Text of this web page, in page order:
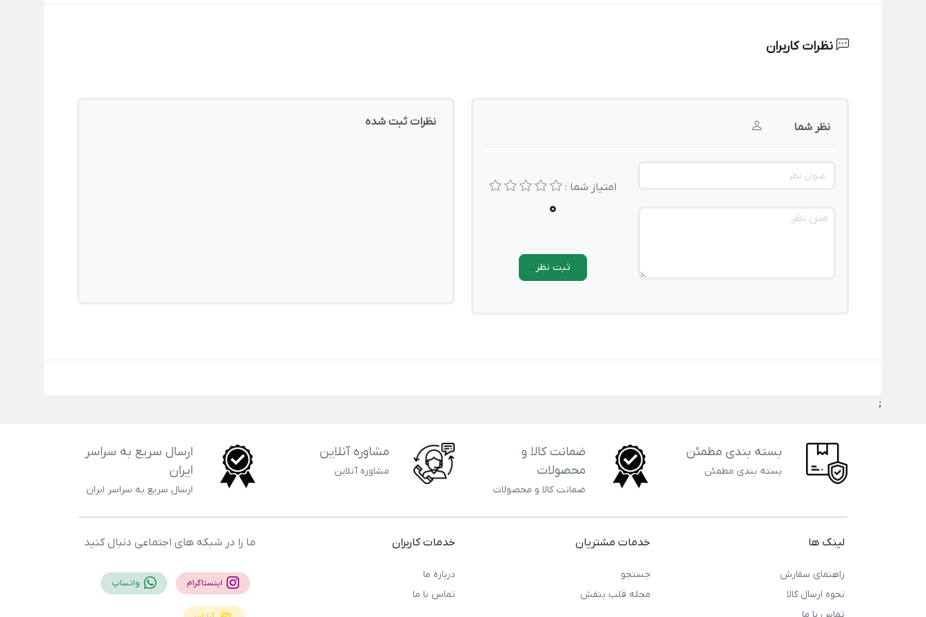
نظرات کاربران
نظر شما
امتیاز شما :
0
ثبت نظر
نظرات ثبت شده
;
بسته بندی مطمئن
بسته بندی مطمئن
ضمانت کالا و
محصولات
ضمانت کالا و محصولات
مشاوره آنلاین
مشاوره آنلاین
ارسال سریع به سراسر
ایران
ارسال سریع به سراسر ایران
لینک ها
راهنمای سفارش
نحوه ارسال کالا
خدمات مشتریان
جستجو
مجله قلب بنفش
خدمات کاربران
درباره ما
تماس با ما
ما را در شبکه های اجتماعی دنبال کنید
اینستاگرام واتساپ